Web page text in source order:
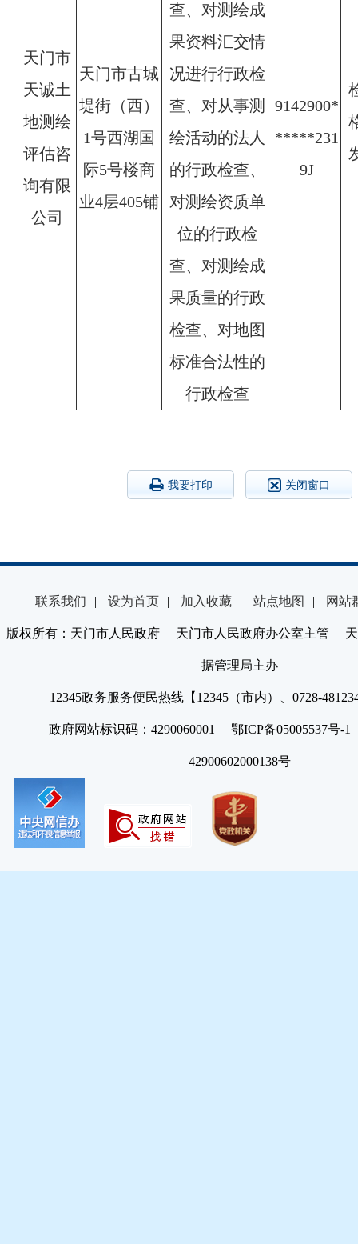
天门市
天诚土
地测绘
评估咨
询有限
公司
天门市古城
堤街（西）
1号西湖国
际5号楼商
业4层405铺
查、对测绘成
果资料汇交情
况进行行政检
查、对从事测
绘活动的法人
的行政检查、
对测绘资质单
位的行政检
查、对测绘成
果质量的行政
检查、对地图
标准合法性的
行政检查
9142900*
*****231
9J
我要打印 关闭窗口
联系我们 | 设为首页 | 加入收藏 | 站点地图 | 网站
版权所有：天门市人民政府 天门市人民政府办公室主管 天
据管理局主办
12345政务服务便民热线【12345（市内）、0728-
政府网站标识码：4290060001 鄂ICP备05005537号
42900602000138号